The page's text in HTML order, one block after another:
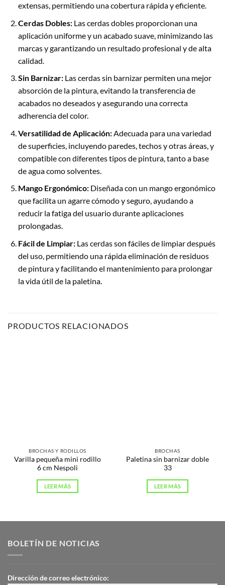
extensas, permitiendo una cobertura rápida y eficiente.
Cerdas Dobles:Las cerdas dobles proporcionan una
aplicación uniforme y un acabado suave, minimizando las
marcas y garantizando un resultado profesional y de alta
calidad.
Sin Barnizar:Las cerdas sin barnizar permiten una mejor
absorción de la pintura, evitando la transferencia de
acabados no deseados y asegurando una correcta
adherencia del color.
Versatilidad de Aplicación:Adecuada para una variedad
de superficies, incluyendo paredes, techos y otras áreas, y
compatible con diferentes tipos de pintura, tanto a base
de agua como solventes.
Mango Ergonómico:Diseñada con un mango ergonómico
que facilita un agarre cómodo y seguro, ayudando a
reducir la fatiga del usuario durante aplicaciones
prolongadas.
Fácil de Limpiar:Las cerdas son fáciles de limpiar después
del uso, permitiendo una rápida eliminación de residuos
de pintura y facilitando el mantenimiento para prolongar
la vida útil de la paletina.
PRODUCTOS RELACIONADOS
BROCHAS Y RODILLOS
Varilla pequeña mini rodillo
6 cm Nespoli
LEER MÁS
BROCHAS
Paletina sin barnizar doble
33
LEER MÁS
BOLETÍN DE NOTICIAS
Dirección de correo electrónico: